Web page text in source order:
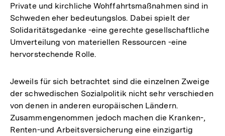
Auflösung
der
Fußnote
Private und kirchliche Wohffahrtsmaßnahmen sind in
Schweden eher bedeutungslos. Dabei spielt der
Solidaritätsgedanke -eine gerechte gesellschaftliche
Umverteilung von materiellen Ressourcen -eine
hervorstechende Rolle.
Jeweils für sich betrachtet sind die einzelnen Zweige
der schwedischen Sozialpolitik nicht sehr verschieden
von denen in anderen europäischen Ländern.
Zusammengenommen jedoch machen die Kranken-,
Renten-und Arbeitsversicherung eine einzigartig